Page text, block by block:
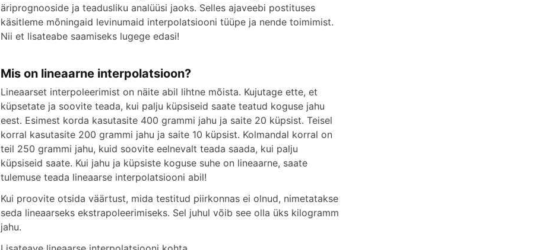
äriprognooside ja teadusliku analüüsi jaoks. Selles ajaveebi postituses
käsitleme mõningaid levinumaid interpolatsiooni tüüpe ja nende toimimist.
Nii et lisateabe saamiseks lugege edasi!
Mis on lineaarne interpolatsioon?
Lineaarset interpoleerimist on näite abil lihtne mõista. Kujutage ette, et
küpsetate ja soovite teada, kui palju küpsiseid saate teatud koguse jahu
eest. Esimest korda kasutasite 400 grammi jahu ja saite 20 küpsist. Teisel
korral kasutasite 200 grammi jahu ja saite 10 küpsist. Kolmandal korral on
teil 250 grammi jahu, kuid soovite eelnevalt teada saada, kui palju
küpsiseid saate. Kui jahu ja küpsiste koguse suhe on lineaarne, saate
tulemuse teada lineaarse interpolatsiooni abil!
Kui proovite otsida väärtust, mida testitud piirkonnas ei olnud, nimetatakse
seda lineaarseks ekstrapoleerimiseks. Sel juhul võib see olla üks kilogramm
jahu.